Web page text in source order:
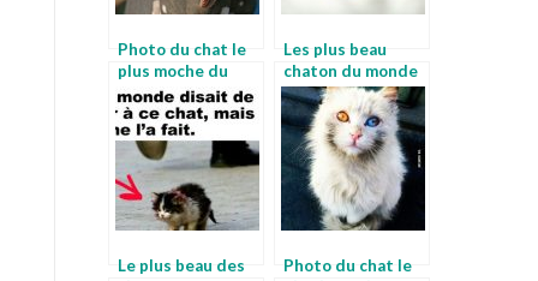
Photo du chat le
plus moche du
monde
Les plus beau
chaton du monde
Le plus beau des
Photo du chat le